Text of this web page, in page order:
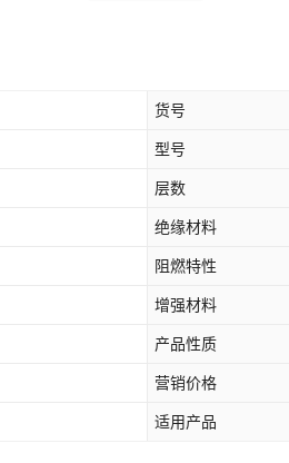
货号
型号
层数
绝缘材料
阻燃特性
增强材料
产品性质
营销价格
适用产品